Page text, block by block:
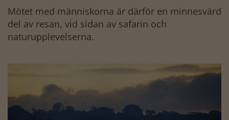
Mötet med människorna är därför en minnesvärd
del av resan, vid sidan av safarin och
naturupplevelserna.